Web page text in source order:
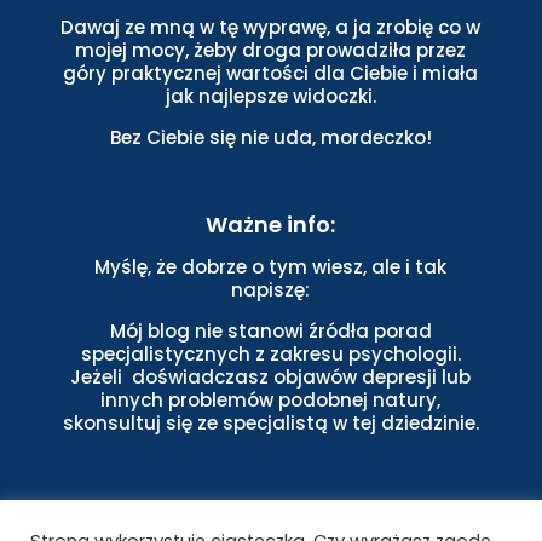
Dawaj ze mną w tę wyprawę, a ja zrobię co w
mojej mocy, żeby droga prowadziła przez
góry praktycznej wartości dla Ciebie i miała
jak najlepsze widoczki.
Bez Ciebie się nie uda, mordeczko!
Ważne info:
Myślę, że dobrze o tym wiesz, ale i tak
napiszę:
Mój blog nie stanowi źródła porad
specjalistycznych z zakresu psychologii.
Jeżeli doświadczasz objawów depresji lub
innych problemów podobnej natury,
skonsultuj się ze specjalistą w tej dziedzinie.